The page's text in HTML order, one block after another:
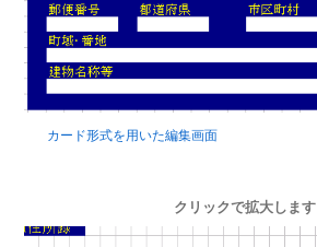
カード形式を用いた編集画面
クリックで拡大します